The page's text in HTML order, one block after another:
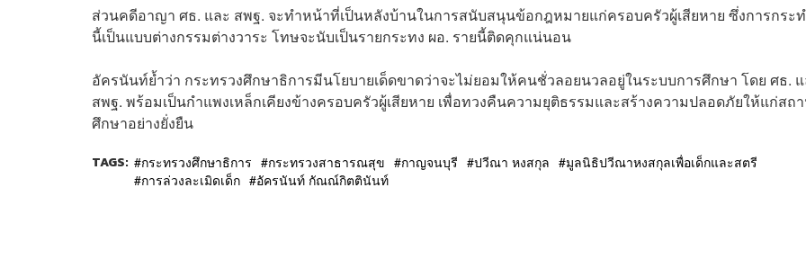
ส่วนคดีอาญา ศธ. และ สพฐ. จะทำหน้าที่เป็นหลังบ้านในการสนับสนุนข้อกฎหมายแก่ครอบครัวผู้เสียหาย ซึ่งการกระ
นี้เป็นแบบต่างกรรมต่างวาระ โทษจะนับเป็นรายกระทง ผอ. รายนี้ติดคุกแน่นอน
อัครนันท์ย้ำว่า กระทรวงศึกษาธิการมีนโยบายเด็ดขาดว่าจะไม่ยอมให้คนชั่วลอยนวลอยู่ในระบบการศึกษา โดย ศธ.
สพฐ. พร้อมเป็นกำแพงเหล็กเคียงข้างครอบครัวผู้เสียหาย เพื่อทวงคืนความยุติธรรมและสร้างความปลอดภัยให้แก่สถ
ศึกษาอย่างยั่งยืน
TAGS: กระทรวงศึกษาธิการ กระทรวงสาธารณสุข กาญจนบุรี ปวีณา หงสกุล
มูลนิธิปวีณาหงสกุลเพื่อเด็กและสตรี
การล่วงละเมิดเด็ก
อัครนันท์ กัณณ์กิตตินันท์